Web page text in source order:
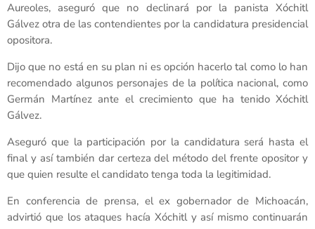
Aureoles, aseguró que no declinará por la panista Xóchitl
Gálvez otra de las contendientes por la candidatura presidencial
opositora.
Dijo que no está en su plan ni es opción hacerlo tal como lo han
recomendado algunos personajes de la política nacional, como
Germán Martínez ante el crecimiento que ha tenido Xóchitl
Gálvez.
Aseguró que la participación por la candidatura será hasta el
final y así también dar certeza del método del frente opositor y
que quien resulte el candidato tenga toda la legitimidad.
En conferencia de prensa, el ex gobernador de Michoacán,
advirtió que los ataques hacía Xóchitl y así mismo continuarán